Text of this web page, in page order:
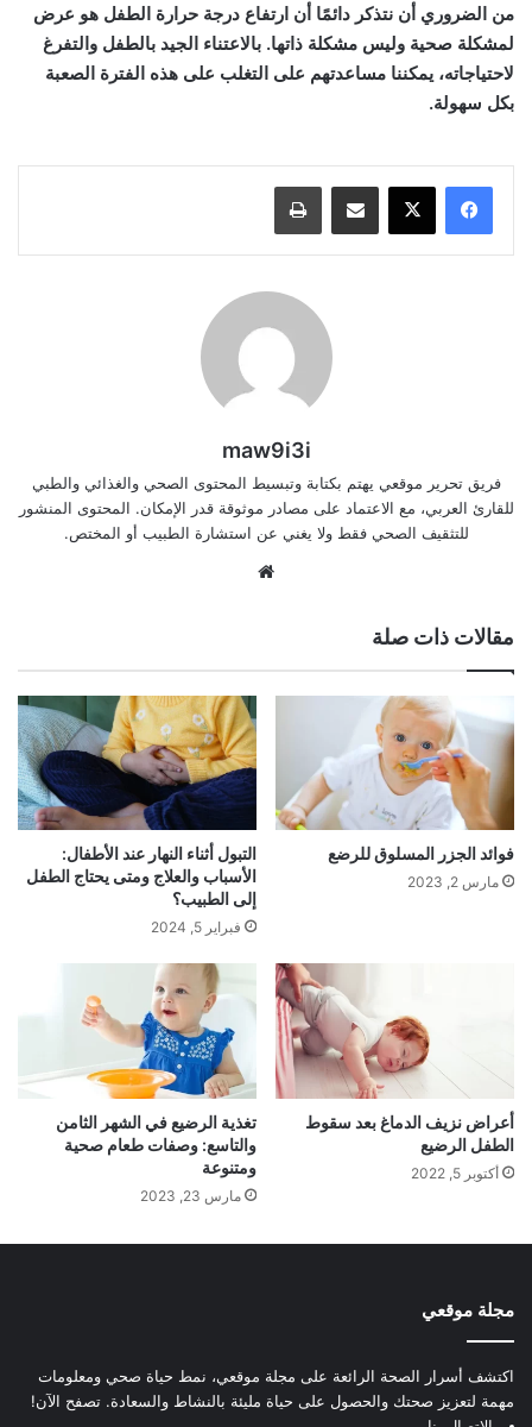
من الضروري أن نتذكر دائمًا أن ارتفاع درجة حرارة الطفل هو عرض
لمشكلة صحية وليس مشكلة ذاتها. بالاعتناء الجيد بالطفل والتفرغ
لاحتياجاته، يمكننا مساعدتهم على التغلب على هذه الفترة الصعبة
بكل سهولة.
مشاركة عبر البريد طباعة
maw9i3i
فريق تحرير موقعي يهتم بكتابة وتبسيط المحتوى الصحي والغذائي والطبي
للقارئ العربي، مع الاعتماد على مصادر موثوقة قدر الإمكان. المحتوى المنشور
للتثقيف الصحي فقط ولا يغني عن استشارة الطبيب أو المختص.
مقالات ذات صلة
فوائد الجزر المسلوق للرضع
مارس 2, 2023
التبول أثناء النهار عند الأطفال:
الأسباب والعلاج ومتى يحتاج الطفل
إلى الطبيب؟
فبراير 5, 2024
أعراض نزيف الدماغ بعد سقوط
الطفل الرضيع
أكتوبر 5, 2022
تغذية الرضيع في الشهر الثامن
والتاسع: وصفات طعام صحية
ومتنوعة
مارس 23, 2023
مجلة موقعي
اكتشف أسرار الصحة الرائعة على مجلة موقعي، نمط حياة صحي ومعلومات
مهمة لتعزيز صحتك والحصول على حياة مليئة بالنشاط والسعادة. تصفح الآن!